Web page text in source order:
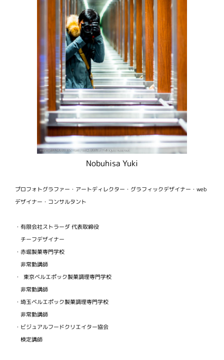
Nobuhisa Yuki
プロフォトグラファー・アートディレクター・グラフィックデザイナー・web
デザイナー・コンサルタント
・有限会社ストラーダ 代表取締役
チーフデザイナー
・赤堀製菓専門学校
非常勤講師
・ 東京ベルエポック製菓調理専門学校
非常勤講師
・埼玉ベルエポック製菓調理専門学校
非常勤講師
・ビジュアルフードクリエイター協会
検定講師